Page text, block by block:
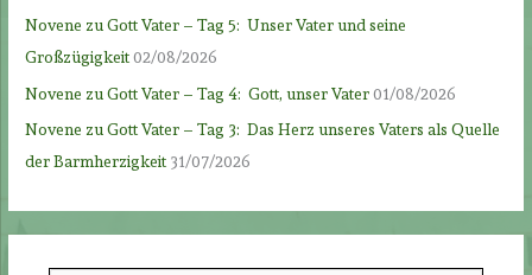
Novene zu Gott Vater – Tag 5: Unser Vater und seine
Großzügigkeit02/08/2026
Novene zu Gott Vater – Tag 4: Gott, unser Vater01/08/2026
Novene zu Gott Vater – Tag 3: Das Herz unseres Vaters als Quelle
der Barmherzigkeit 31/07/2026